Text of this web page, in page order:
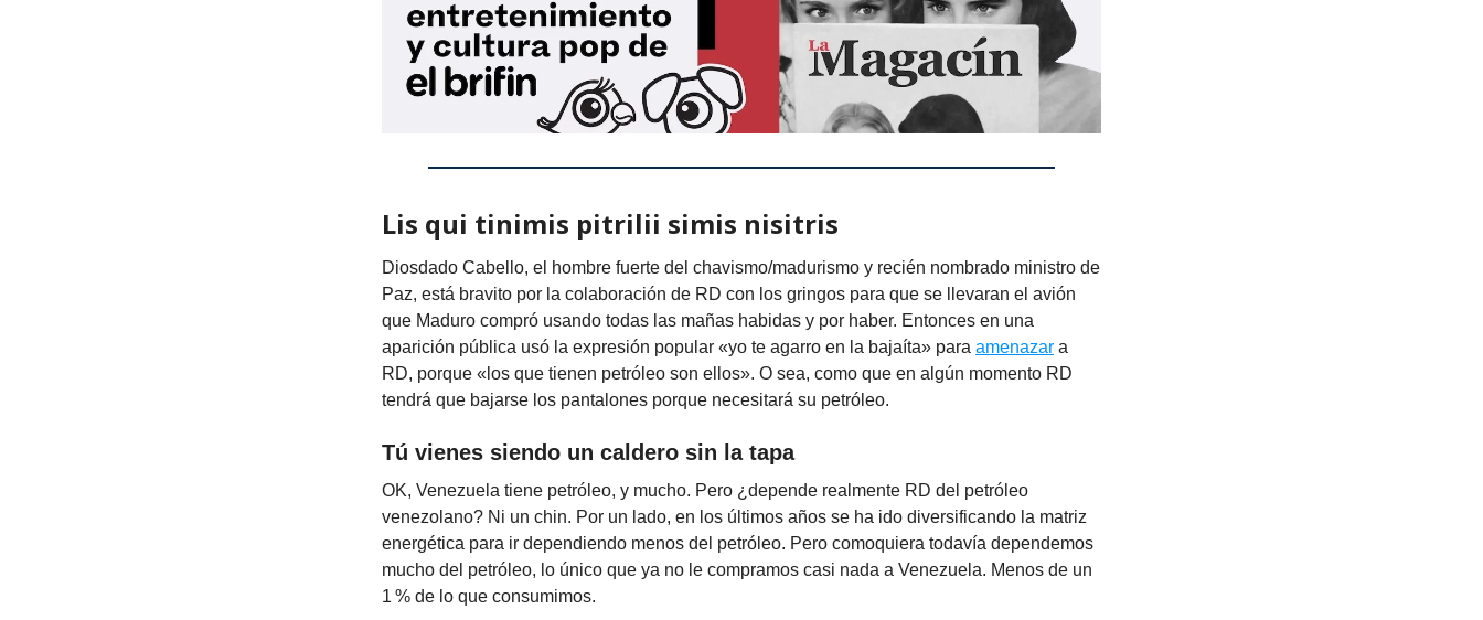
Lis qui tinimis pitrilii simis nisitris
Diosdado Cabello, el hombre fuerte del chavismo/madurismo y recién nombrado ministro de
Paz, está bravito por la colaboración de RD con los gringos para que se llevaran el avión
que Maduro compró usando todas las mañas habidas y por haber. Entonces en una
aparición pública usó la expresión popular «yo te agarro en la bajaíta» para amenazar a
RD, porque «los que tienen petróleo son ellos». O sea, como que en algún momento RD
tendrá que bajarse los pantalones porque necesitará su petróleo.
Tú vienes siendo un caldero sin la tapa
OK, Venezuela tiene petróleo, y mucho. Pero ¿depende realmente RD del petróleo
venezolano? Ni un chin. Por un lado, en los últimos años se ha ido diversificando la matriz
energética para ir dependiendo menos del petróleo. Pero comoquiera todavía dependemos
mucho del petróleo, lo único que ya no le compramos casi nada a Venezuela. Menos de un
1 % de lo que consumimos.